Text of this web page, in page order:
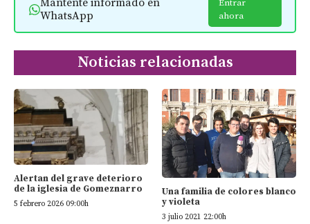
WhatsApp
Entrar
ahora
Noticias relacionadas
Alertan del grave deterioro
de la iglesia de Gomeznarro
5 febrero 2026 09:00h
Una familia de colores blanco
y violeta
3 julio 2021 22:00h